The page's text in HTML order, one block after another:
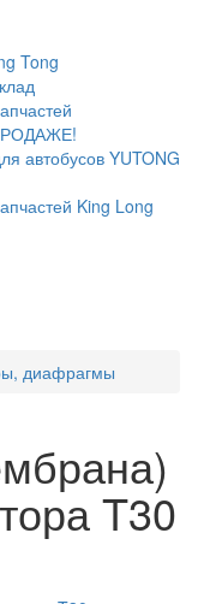
Tong
автобусов YUTONG
King Long
диафрагмы
T30